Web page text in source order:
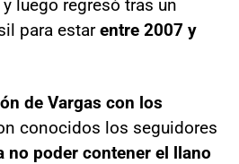
y luego regresó tras un
para estarentre 2007 y
de Vargas con los
conocidos los seguidores
no poder contener el llano